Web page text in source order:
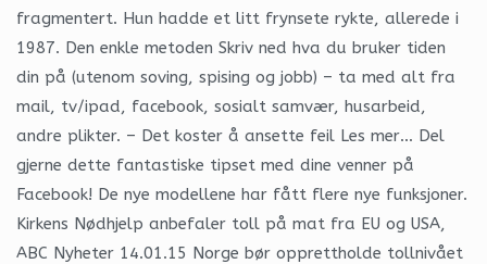
fragmentert. Hun hadde et litt frynsete rykte, allerede i
1987. Den enkle metoden Skriv ned hva du bruker tiden
din på (utenom soving, spising og jobb) – ta med alt fra
mail, tv/ipad, facebook, sosialt samvær, husarbeid,
andre plikter. – Det koster å ansette feil Les mer… Del
gjerne dette fantastiske tipset med dine venner på
Facebook! De nye modellene har fått flere nye funksjoner.
Kirkens Nødhjelp anbefaler toll på mat fra EU og USA,
ABC Nyheter 14.01.15 Norge bør opprettholde tollnivået